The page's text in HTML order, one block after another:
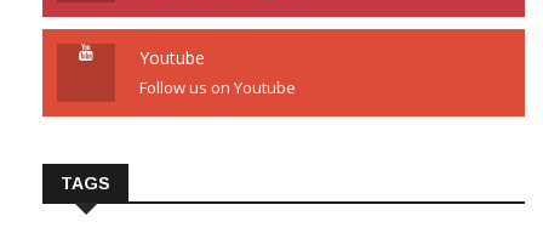
Youtube
Follow us on Youtube
TAGS